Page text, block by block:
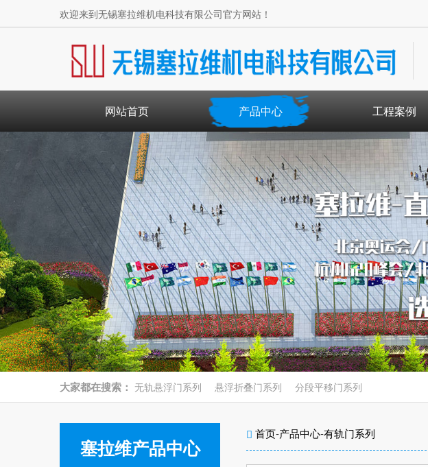
欢迎来到无锡塞拉维机电科技有限公司官方网站！
网站首页 产品中心 工程案例
大家都在搜索： 无轨悬浮门系列 悬浮折叠门系列 分段平移门系列
塞拉维产品中心
首页-产品中心-有轨门系列